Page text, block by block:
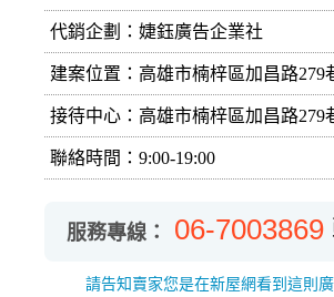
代銷企劃：婕鈺廣告企業社
建案位置：高雄市楠梓區加昌路279
接待中心：高雄市楠梓區加昌路279
聯絡時間：9:00-19:00
服務專線： 06-7003869
請告知賣家您是在新屋網看到這則